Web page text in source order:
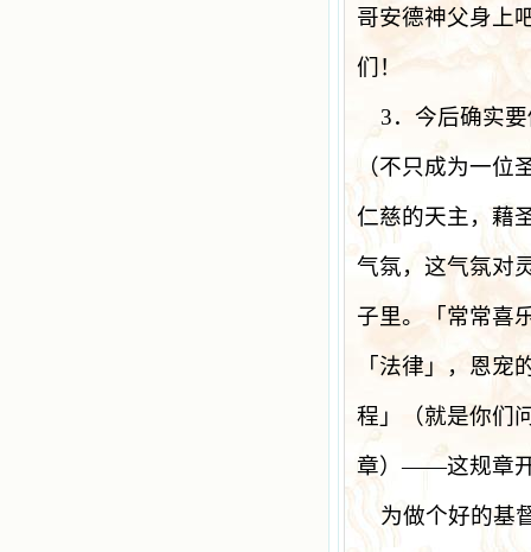
哥安德神父身上
们！
3．今后确实
（不只成为一
仁慈的天主，藉
气氛，这气氛对
子里。「常常喜
「法律」，恩
程」（就是你们
章）——这规章
为做个好的基